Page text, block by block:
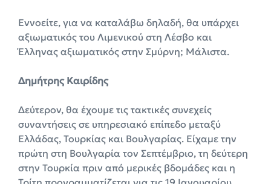
Εννοείτε, για να καταλάβω δηλαδή, θα υπάρχει
αξιωματικός του Λιμενικού στη Λέσβο και
Έλληνας αξιωματικός στην Σμύρνη; Μάλιστα.
Δημήτρης Καιρίδης
Δεύτερον, θα έχουμε τις τακτικές συνεχείς
συναντήσεις σε υπηρεσιακό επίπεδο μεταξύ
Ελλάδας, Τουρκίας και Βουλγαρίας. Είχαμε την
πρώτη στη Βουλγαρία τον Σεπτέμβριο, τη δεύτερη
στην Τουρκία πριν από μερικές βδομάδες και η